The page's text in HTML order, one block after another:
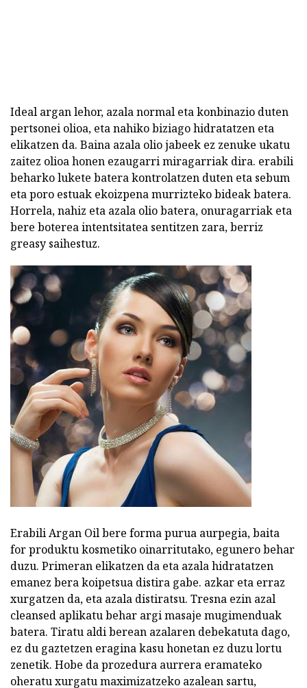
Ideal argan lehor, azala normal eta konbinazio duten
pertsonei olioa, eta nahiko biziago hidratatzen eta
elikatzen da. Baina azala olio jabeek ez zenuke ukatu
zaitez olioa honen ezaugarri miragarriak dira. erabili
beharko lukete batera kontrolatzen duten eta sebum
eta poro estuak ekoizpena murrizteko bideak batera.
Horrela, nahiz eta azala olio batera, onuragarriak eta
bere boterea intentsitatea sentitzen zara, berriz
greasy saihestuz.
Erabili Argan Oil bere forma purua aurpegia, baita
for produktu kosmetiko oinarritutako, egunero behar
duzu. Primeran elikatzen da eta azala hidratatzen
emanez bera koipetsua distira gabe. azkar eta erraz
xurgatzen da, eta azala distiratsu. Tresna ezin azal
cleansed aplikatu behar argi masaje mugimenduak
batera. Tiratu aldi berean azalaren debekatuta dago,
ez du gaztetzen eragina kasu honetan ez duzu lortu
zenetik. Hobe da prozedura aurrera eramateko
oheratu xurgatu maximizatzeko azalean sartu,